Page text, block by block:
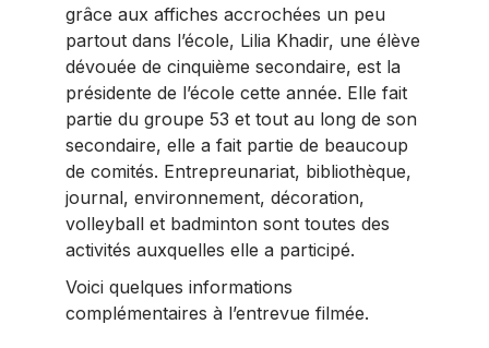
grâce aux affiches accrochées un peu
partout dans l’école, Lilia Khadir, une élève
dévouée de cinquième secondaire, est la
présidente de l’école cette année. Elle fait
partie du groupe 53 et tout au long de son
secondaire, elle a fait partie de beaucoup
de comités. Entrepreunariat, bibliothèque,
journal, environnement, décoration,
volleyball et badminton sont toutes des
activités auxquelles elle a participé.
Voici quelques informations
complémentaires à l’entrevue filmée.